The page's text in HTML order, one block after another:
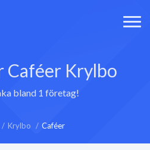
Caféer Krylbo
bland 1 företag!
Krylbo Caféer